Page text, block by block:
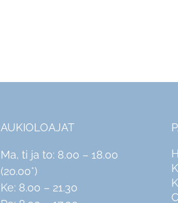
AUKIOLOAJAT
Ma, ti ja to: 8.00 – 18.00
(20.00*)
Ke: 8.00 – 21.30